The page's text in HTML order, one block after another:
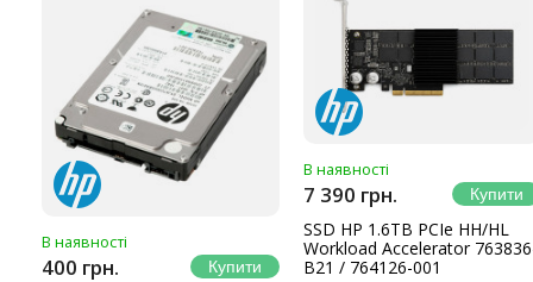
В наявності
400 грн.
В наявності
7 390 грн.
SSD HP 1.6TB PCIe HH/HL
Workload Accelerator
B21 / 764126-001